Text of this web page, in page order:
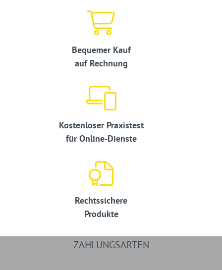
Bequemer Kauf
auf Rechnung
Kostenloser Praxistest
für Online-Dienste
Rechtssichere
Produkte
ZAHLUNGSARTEN